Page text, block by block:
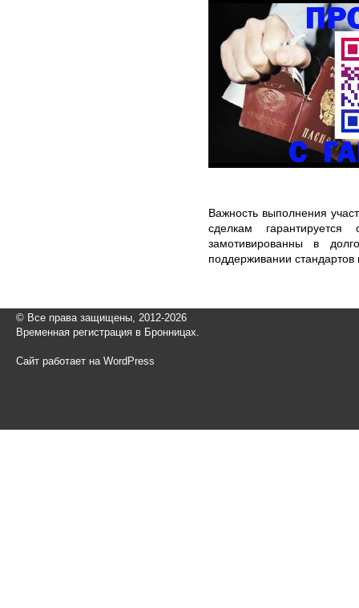
Важность выполнения
сделкам
замотивированны в
поддерживании стандартов
© Все права защищены, 2012-2026
Временная регистрация в Бронницах.
Сайт работает на WordPress